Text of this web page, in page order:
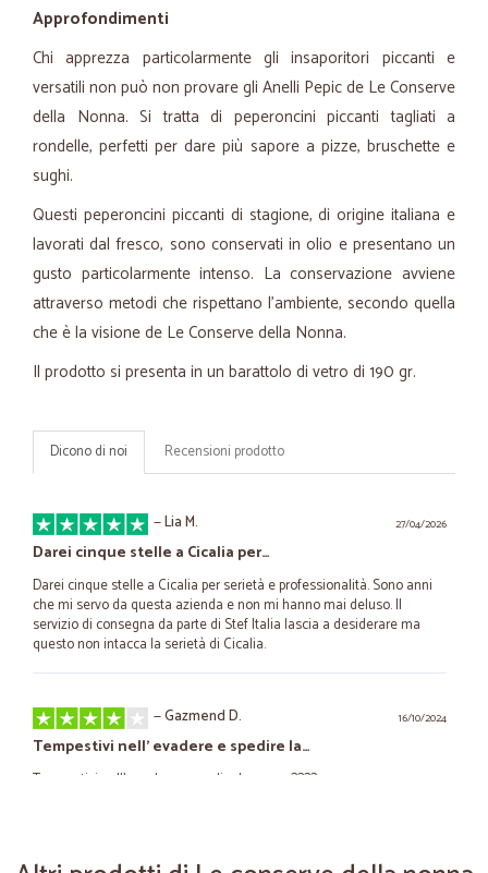
Approfondimenti
Chi apprezza particolarmente gli insaporitori piccanti e
versatili non può non provare gli Anelli Pepic de Le Conserve
della Nonna. Si tratta di peperoncini piccanti tagliati a
rondelle, perfetti per dare più sapore a pizze, bruschette e
sughi.
Questi peperoncini piccanti di stagione, di origine italiana e
lavorati dal fresco, sono conservati in olio e presentano un
gusto particolarmente intenso. La conservazione avviene
attraverso metodi che rispettano l'ambiente, secondo quella
che è la visione de Le Conserve della Nonna.
Il prodotto si presenta in un barattolo di vetro di 190 gr.
Dicono di noi Recensioni prodotto
27/04/2026
—Lia M.
Darei cinque stelle a Cicalia per…
Darei cinque stelle a Cicalia per serietà e professionalità. Sono anni
che mi servo da questa azienda e non mi hanno mai deluso. Il
servizio di consegna da parte di Stef Italia lascia a desiderare ma
questo non intacca la serietà di Cicalia.
16/10/2024
—Gazmend D.
Tempestivi nell’ evadere e spedire la…
Tempestivi nell’ evadere e spedire la merce????